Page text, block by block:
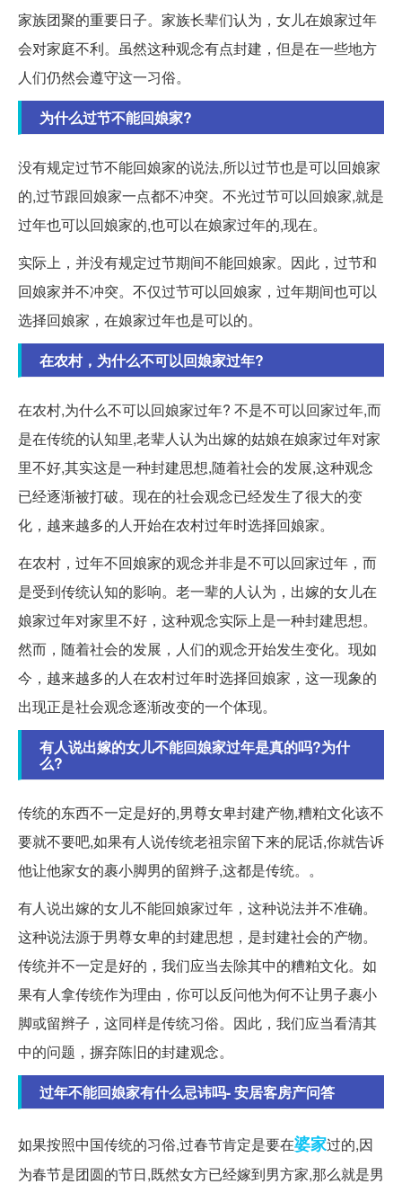
家族团聚的重要日子。家族长辈们认为，女儿在娘家过年
会对家庭不利。虽然这种观念有点封建，但是在一些地方
人们仍然会遵守这一习俗。
为什么过节不能回娘家?
没有规定过节不能回娘家的说法,所以过节也是可以回娘家
的,过节跟回娘家一点都不冲突。不光过节可以回娘家,就是
过年也可以回娘家的,也可以在娘家过年的,现在。
实际上，并没有规定过节期间不能回娘家。因此，过节和
回娘家并不冲突。不仅过节可以回娘家，过年期间也可以
选择回娘家，在娘家过年也是可以的。
在农村，为什么不可以回娘家过年?
在农村,为什么不可以回娘家过年? 不是不可以回家过年,而
是在传统的认知里,老辈人认为出嫁的姑娘在娘家过年对家
里不好,其实这是一种封建思想,随着社会的发展,这种观念
已经逐渐被打破。现在的社会观念已经发生了很大的变
化，越来越多的人开始在农村过年时选择回娘家。
在农村，过年不回娘家的观念并非是不可以回家过年，而
是受到传统认知的影响。老一辈的人认为，出嫁的女儿在
娘家过年对家里不好，这种观念实际上是一种封建思想。
然而，随着社会的发展，人们的观念开始发生变化。现如
今，越来越多的人在农村过年时选择回娘家，这一现象的
出现正是社会观念逐渐改变的一个体现。
有人说出嫁的女儿不能回娘家过年是真的吗?为什
么?
传统的东西不一定是好的,男尊女卑封建产物,糟粕文化该不
要就不要吧,如果有人说传统老祖宗留下来的屁话,你就告诉
他让他家女的裹小脚男的留辫子,这都是传统。。
有人说出嫁的女儿不能回娘家过年，这种说法并不准确。
这种说法源于男尊女卑的封建思想，是封建社会的产物。
传统并不一定是好的，我们应当去除其中的糟粕文化。如
果有人拿传统作为理由，你可以反问他为何不让男子裹小
脚或留辫子，这同样是传统习俗。因此，我们应当看清其
中的问题，摒弃陈旧的封建观念。
过年不能回娘家有什么忌讳吗- 安居客房产问答
如果按照中国传统的习俗,过春节肯定是要在婆家过的,因
为春节是团圆的节日,既然女方已经嫁到男方家,那么就是男